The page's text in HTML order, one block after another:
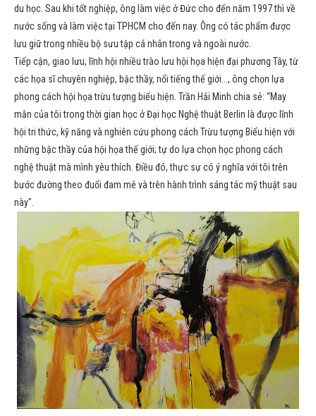
du học. Sau khi tốt nghiệp, ông làm việc ở Đức cho đến năm 1997 thì về
nước sống và làm việc tại TPHCM cho đến nay. Ông có tác phẩm được
lưu giữ trong nhiều bộ sưu tập cá nhân trong và ngoài nước.
Tiếp cận, giao lưu, lĩnh hội nhiều trào lưu hội họa hiện đại phương Tây, từ
các họa sĩ chuyên nghiệp, bậc thầy, nổi tiếng thế giới..., ông chọn lựa
phong cách hội họa trừu tượng biểu hiện. Trần Hải Minh chia sẻ: “May
mắn của tôi trong thời gian học ở Đại học Nghệ thuật Berlin là được lĩnh
hội tri thức, kỹ năng và nghiên cứu phong cách Trừu tượng Biểu hiện với
những bậc thầy của hội họa thế giới; tự do lựa chọn học phong cách
nghệ thuật mà mình yêu thích. Điều đó, thực sự có ý nghĩa với tôi trên
bước đường theo đuổi đam mê và trên hành trình sáng tác mỹ thuật sau
này".